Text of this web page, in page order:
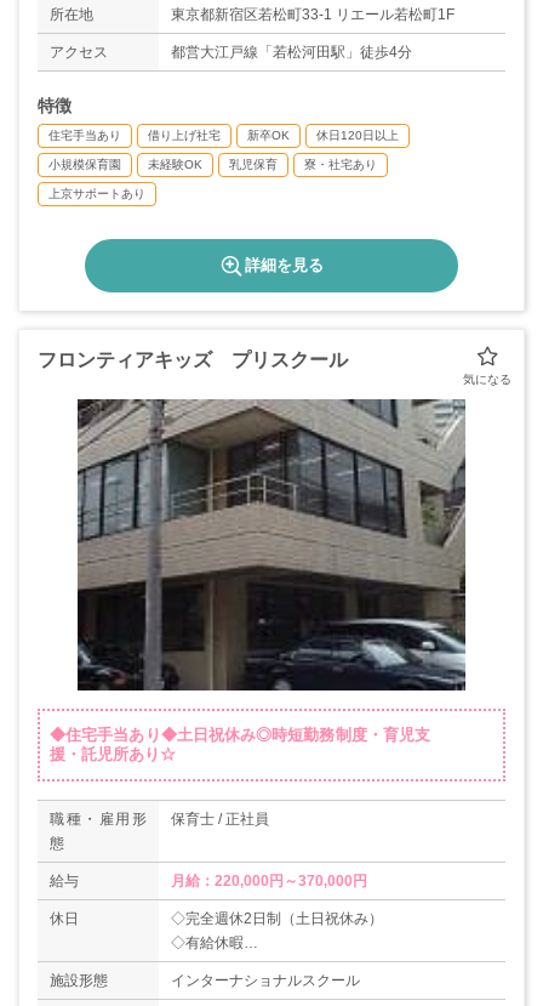
◇育児・介護・看護休暇
◇男性の育児休業取得実績あり
＊年間休日数125日
所在地 東京都新宿区若松町33-1 リエール若松町1F
アクセス 都営大江戸線「若松河田駅」徒歩4分
特徴
住宅手当あり 借り上げ社宅 新卒OK 休日120日以上
小規模保育園 未経験OK 乳児保育 寮・社宅あり
上京サポートあり
詳細を見る
フロンティアキッズ プリスクール
◆住宅手当あり◆土日祝休み◎時短勤務制度・育児支
援・託児所あり☆
職種・雇用形
態
保育士 / 正社員
給与 月給：220,000円～370,000円
休日
◇完全週休2日制（土日祝休み）
◇有給休暇
◇年末年始休暇（12/30～1/3）
◇育児・介護・看護休暇（男女問わず育休取得実
施設形態 インターナショナルスクール